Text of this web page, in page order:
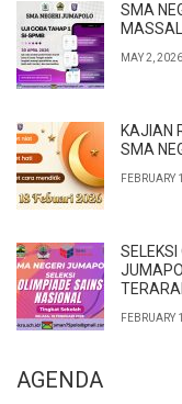
SMA
MAY 2, 2026
KAJIAN
SMA
FEBRUARY
SELEKSI
FEBRUARY
AGENDA